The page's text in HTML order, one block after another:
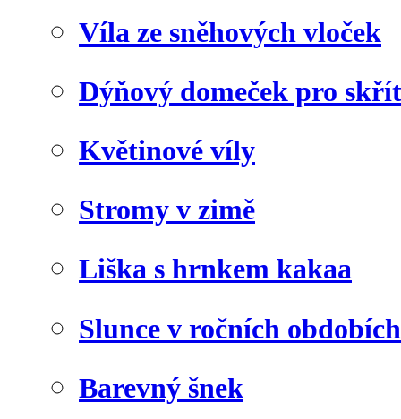
Víla ze sněhových vloček
Dýňový domeček pro
Květinové víly
Stromy v zimě
Liška s hrnkem kakaa
Slunce v ročních obdobích
Barevný šnek